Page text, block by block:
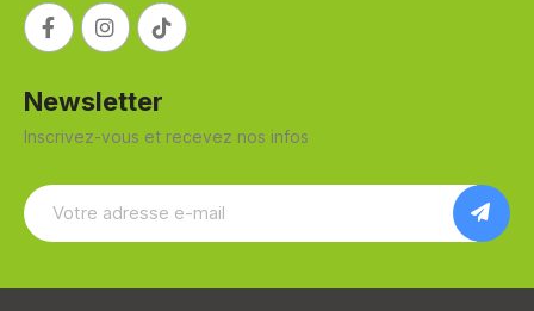
Newsletter
Inscrivez-vous et recevez nos infos